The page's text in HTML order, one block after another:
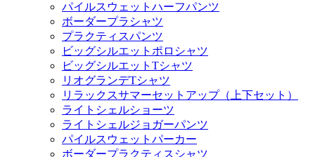
パイルスウェットハーフパンツ
ボーダープラシャツ
プラクティスパンツ
ビッグシルエットポロシャツ
ビッグシルエットTシャツ
リオグランデTシャツ
リラックスサマーセットアップ（上下セット）
ライトシェルショーツ
ライトシェルジョガーパンツ
パイルスウェットパーカー
ボーダープラクティスシャツ